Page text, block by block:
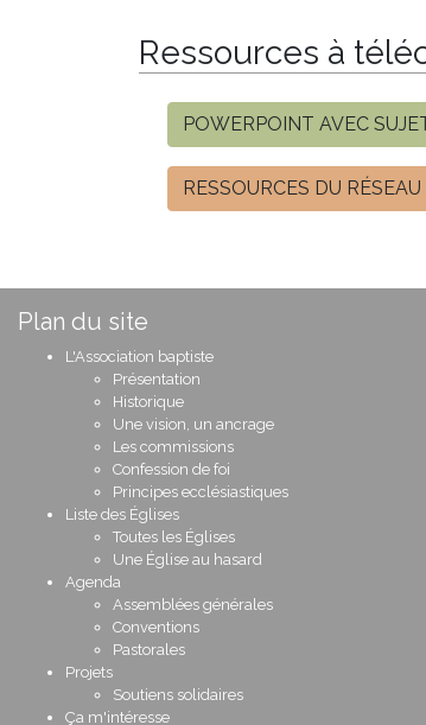
Ressources à
POWERPOINT AVEC
RESSOURCES DU
Plan du site
L'Association baptiste
Présentation
Historique
Une vision, un ancrage
Les commissions
Confession de foi
Principes ecclésiastiques
Liste des Églises
Toutes les Églises
Une Église au hasard
Agenda
Assemblées générales
Conventions
Pastorales
Projets
Soutiens solidaires
Ça m'intéresse